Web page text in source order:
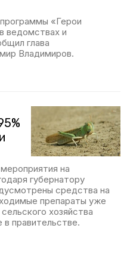
«Герои
ведомствах и
глава
Владимиров.
на
губернатору
средства на
препараты уже
хозяйства
в правительстве.